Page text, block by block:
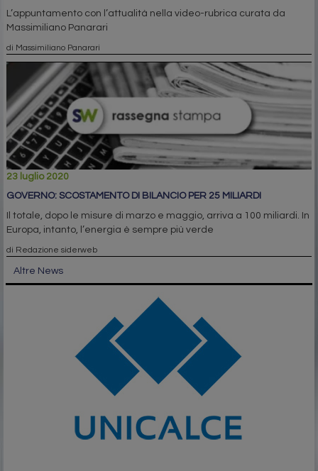
L’appuntamento con l’attualità nella video-rubrica curata da
Massimiliano Panarari
di Massimiliano Panarari
23 luglio 2020
GOVERNO: SCOSTAMENTO DI BILANCIO PER 25 MILIARDI
Il totale, dopo le misure di marzo e maggio, arriva a 100 miliardi. In
Europa, intanto, l’energia è sempre più verde
di Redazione siderweb
Altre News